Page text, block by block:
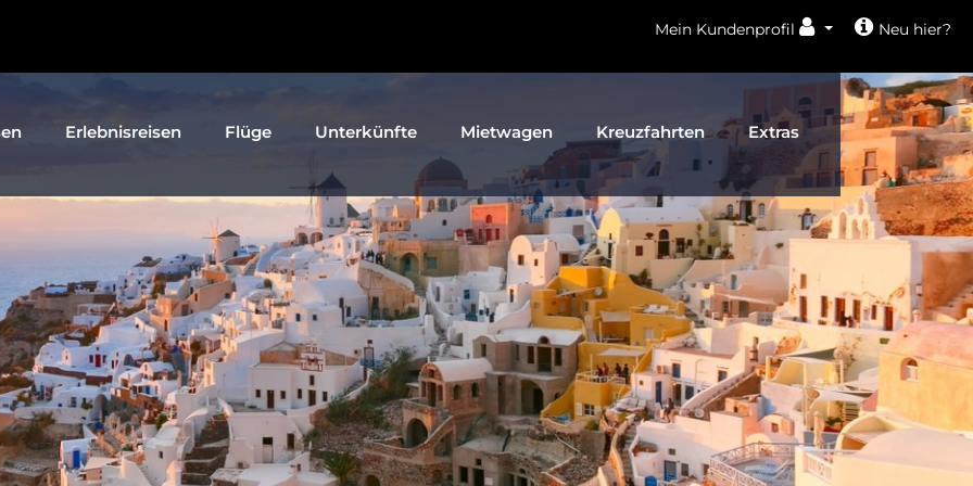
Neu hier?
Mein Kundenprofil
Erlebnisreisen Flüge Unterkünfte Mietwagen Kreuzfahrten Extras